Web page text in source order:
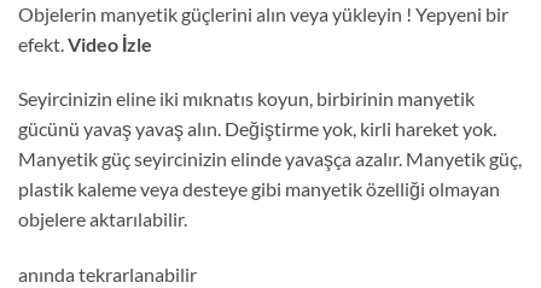
Objelerin manyetik güçlerini alın veya yükleyin ! Yepyeni bir
efekt. Video İzle
Seyircinizin eline iki mıknatıs koyun, birbirinin manyetik
gücünü yavaş yavaş alın. Değiştirme yok, kirli hareket yok.
Manyetik güç seyircinizin elinde yavaşça azalır. Manyetik güç,
plastik kaleme veya desteye gibi manyetik özelliği olmayan
objelere aktarılabilir.
anında tekrarlanabilir